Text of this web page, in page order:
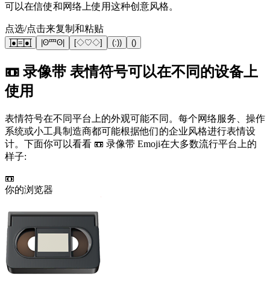
可以在信使和网络上使用这种创意风格。
点选/点击来复制和粘贴
|̲̅̅●̲̅̅|̲̅̅=̲̅̅|̲̅̅●̲̅̅| |ʘ⺫ʘ| [◇♡◇] (:)) ()
📼 录像带 表情符号可以在不同的设备上
使用
表情符号在不同平台上的外观可能不同。每个网络服务、操作
系统或小工具制造商都可能根据他们的企业风格进行表情设
计。下面你可以看看 📼 录像带 Emoji在大多数流行平台上的
样子:
📼
你的浏览器